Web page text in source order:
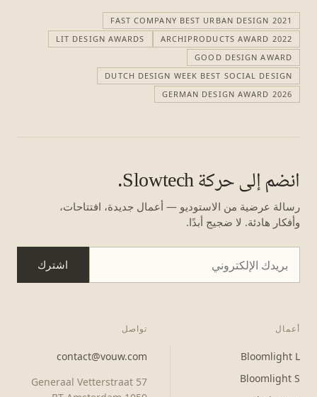
FAST COMPANY BEST URBAN DESIGN 2021
ARCHIPRODUCTS AWARD 2022
LIT DESIGN AWARDS
GOOD DESIGN AWARD
DUTCH DESIGN WEEK BEST SOCIAL DESIGN
GERMAN DESIGN AWARD 2026
انضم إلى حركة Slowtech.
رسالة عرضية من الاستوديو — أعمال جديدة، افتتاحات،
وأفكار هادئة. لا ضجيج أبدًا.
اشترك
أعمال
Bloomlight L
Bloomlight S
تواصل
contact@vouw.com
Generaal Vetterstraat 57